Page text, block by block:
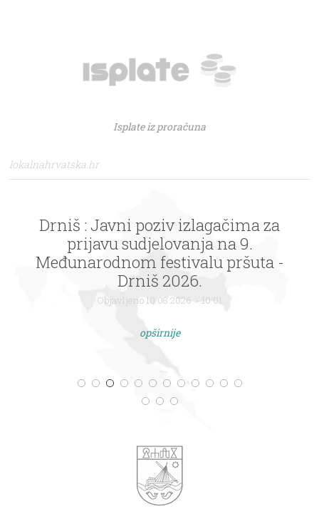
Isplate iz proračuna
lokalnahrvatska.hr
Drniš : Javni poziv izlagačima za
prijavu sudjelovanja na 9.
Međunarodnom festivalu pršuta -
Drniš 2026.
Objavljeno 10.08.2026. - 10:01
opširnije